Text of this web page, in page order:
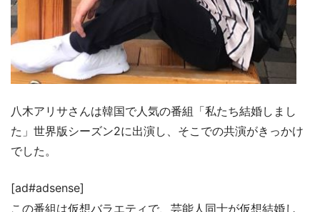
八木アリサさんは韓国で人気の番組「私たち結婚しまし
た」世界版シーズン2に出演し、そこでの共演がきっかけ
でした。
[ad#adsense]
この番組は仮想バラエティで、芸能人同士が仮想結婚し